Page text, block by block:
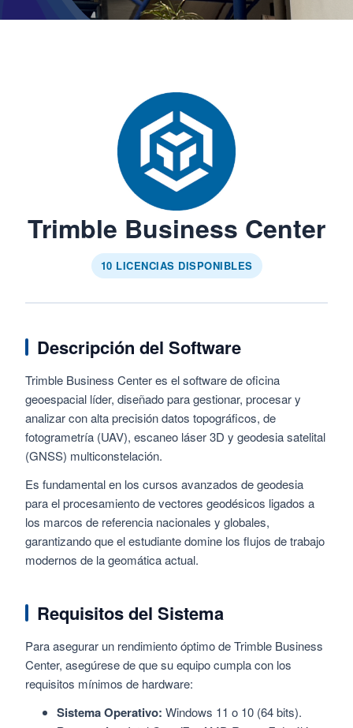
Trimble Business Center
10 LICENCIAS DISPONIBLES
Descripción del Software
Trimble Business Center es el software de oficina
geoespacial líder, diseñado para gestionar, procesar y
analizar con alta precisión datos topográficos, de
fotogrametría (UAV), escaneo láser 3D y geodesia satelital
(GNSS) multiconstelación.
Es fundamental en los cursos avanzados de geodesia
para el procesamiento de vectores geodésicos ligados a
los marcos de referencia nacionales y globales,
garantizando que el estudiante domine los flujos de trabajo
modernos de la geomática actual.
Requisitos del Sistema
Para asegurar un rendimiento óptimo de Trimble Business
Center, asegúrese de que su equipo cumpla con los
requisitos mínimos de hardware:
Sistema Operativo: Windows 11 o 10 (64 bits).